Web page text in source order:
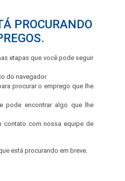
PROCURANDO
etapas que você pode seguir
do navegador.
procurar o emprego que lhe
pode encontrar algo que lhe
contato com nossa equipe de
está procurando em breve.